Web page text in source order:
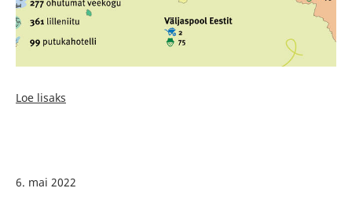
Loe lisaks
6. mai 2022